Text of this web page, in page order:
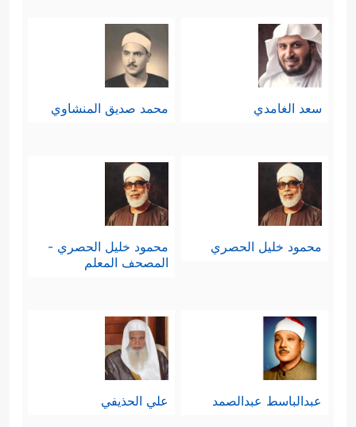
سعد الغامدي محمد صديق المنشاوي
محمود خليل الحصري
محمود خليل الحصري -
المصحف المعلم
عبدالباسط عبدالصمد علي الحذيفي